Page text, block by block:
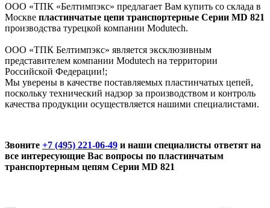
ООО «ТПК «Белтимпэкс» предлагает Вам купить со склада в
Москве пластинчатые цепи транспортерные Серии MD 821
производства турецкой компании Modutech.
ООО «ТПК Белтимпэкс» является эксклюзивным
представителем компании Modutech на территории
Российской Федерации!;
Мы уверены в качестве поставляемых пластинчатых цепей,
поскольку технический надзор за производством и контроль
качества продукции осуществляется нашими специалистами.
Звоните +7 (495) 221-06-49 и наши специалисты ответят на
все интересующие Вас вопросы по пластинчатым
транспортерным цепям Серии MD 821